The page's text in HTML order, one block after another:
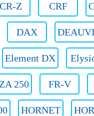
CR-Z CRF
DAX
Element DX
250 FR-V
HORNET